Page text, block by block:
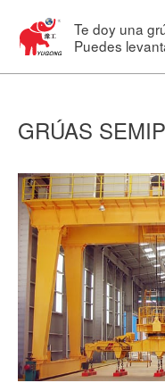
Te doy una
Puedes
Grúa Pórtico
Grúa Pluma
Polipasto
Recambios
GRÚAS